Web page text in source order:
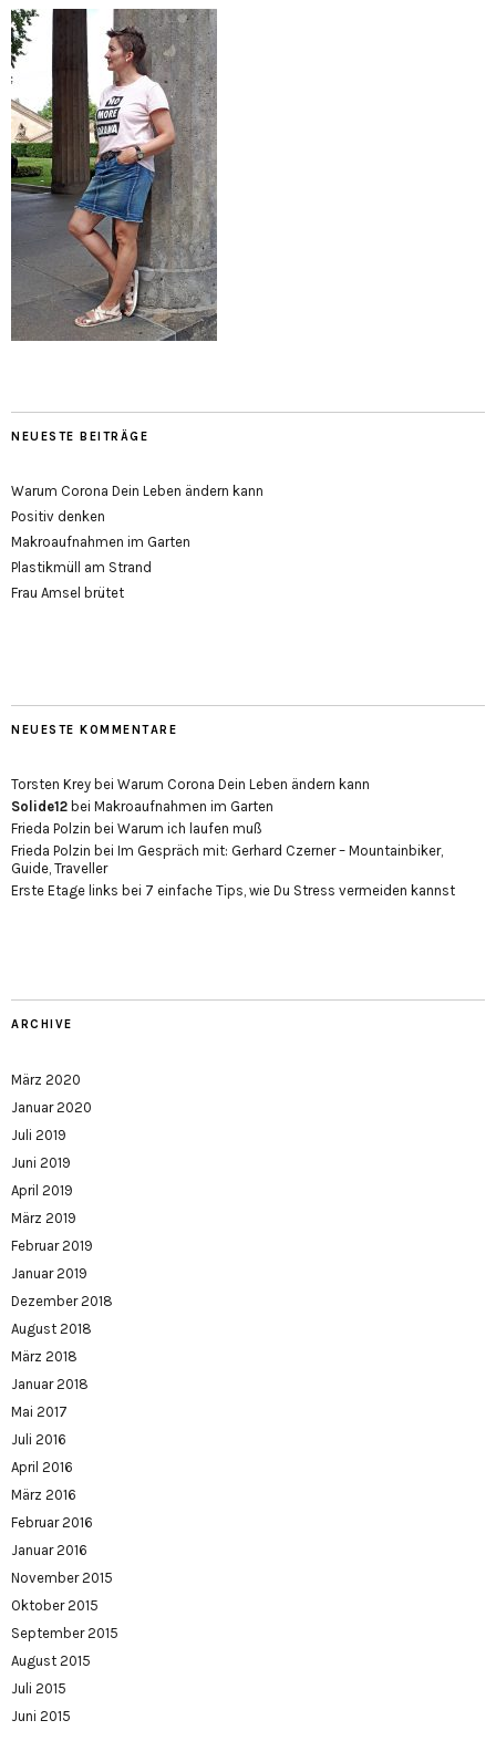
NEUESTE BEITRÄGE
Warum Corona Dein Leben ändern kann
Positiv denken
Makroaufnahmen im Garten
Plastikmüll am Strand
Frau Amsel brütet
NEUESTE KOMMENTARE
Torsten Krey bei Warum Corona Dein Leben ändern kann
Solide12 bei Makroaufnahmen im Garten
Frieda Polzin bei Warum ich laufen muß
Frieda Polzin bei Im Gespräch mit: Gerhard Czerner – Mountainbiker,
Guide, Traveller
Erste Etage links bei 7 einfache Tips, wie Du Stress vermeiden kannst
ARCHIVE
März 2020
Januar 2020
Juli 2019
Juni 2019
April 2019
März 2019
Februar 2019
Januar 2019
Dezember 2018
August 2018
März 2018
Januar 2018
Mai 2017
Juli 2016
April 2016
März 2016
Februar 2016
Januar 2016
November 2015
Oktober 2015
September 2015
August 2015
Juli 2015
Juni 2015